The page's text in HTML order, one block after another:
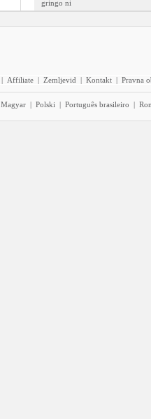
gringo ni
| Affiliate | Zemljevid | Kontakt | Pravna
Magyar | Polski | Português brasileiro |